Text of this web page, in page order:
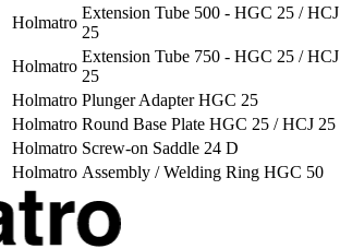
Holmatro
Extension Tube 500 - HGC 25 / HCJ
25
Holmatro
Extension Tube 750 - HGC 25 / HCJ
25
Holmatro Plunger Adapter HGC 25
Holmatro Round Base Plate HGC 25 / HCJ 25
Holmatro Screw-on Saddle 24 D
Holmatro Assembly / Welding Ring HGC 50